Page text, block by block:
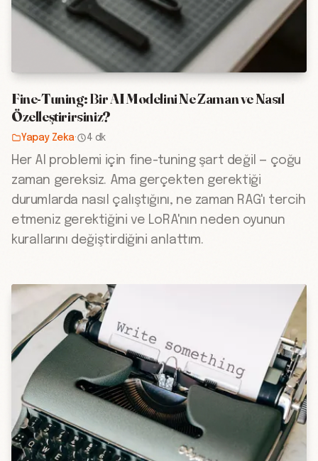
Fine-Tuning: Bir AI Modelini Ne Zaman ve Nasıl
Özelleştirirsiniz?
Yapay Zeka· 4 dk
Her AI problemi için fine-tuning şart değil — çoğu
zaman gereksiz. Ama gerçekten gerektiği
durumlarda nasıl çalıştığını, ne zaman RAG'ı tercih
etmeniz gerektiğini ve LoRA'nın neden oyunun
kurallarını değiştirdiğini anlattım.